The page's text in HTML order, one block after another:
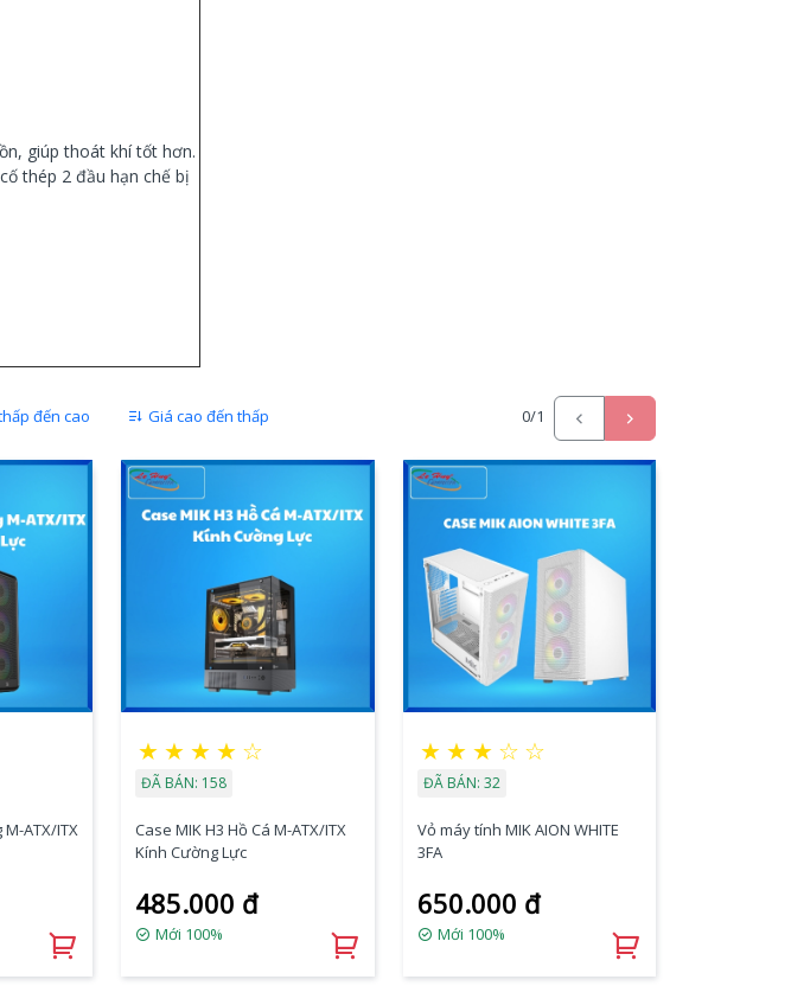
giúp thoát khí tốt hơn.
thép 2 đầu hạn chế bị
đến cao Giá cao đến thấp 0/1
ATX/ITX
★ ★ ★ ★ ☆
ĐÃ BÁN: 158
Case MIK H3 Hồ Cá M-ATX/ITX
Kính Cường Lực
485.000 đ
Mới 100%
★ ★ ★ ☆ ☆
ĐÃ BÁN: 32
Vỏ máy tính MIK AION WHITE
3FA
650.000 đ
Mới 100%